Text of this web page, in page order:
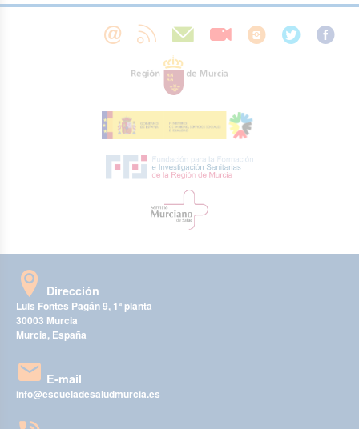
Dirección
Luis Fontes Pagán 9, 1ª planta
30003 Murcia
Murcia, España
E-mail
info@escueladesaludmurcia.es